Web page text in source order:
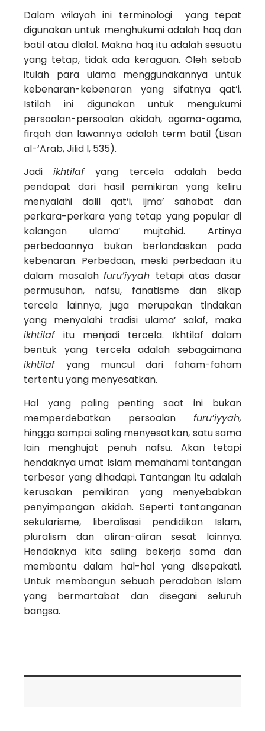
Dalam wilayah ini terminologi yang tepat
digunakan untuk menghukumi adalah haq dan
batil atau dlalal. Makna haq itu adalah sesuatu
yang tetap, tidak ada keraguan. Oleh sebab
itulah para ulama menggunakannya untuk
kebenaran-kebenaran yang sifatnya qat’i.
Istilah ini digunakan untuk mengukumi
persoalan-persoalan akidah, agama-agama,
firqah dan lawannya adalah term batil (Lisan
al-‘Arab, Jilid I, 535).
Jadiikhtilafyang tercela adalah beda
pendapat dari hasil pemikiran yang keliru
menyalahi dalil qat’i, ijma’ sahabat dan
perkara-perkara yang tetap yang popular di
kalangan ulama’ mujtahid. Artinya
perbedaannya bukan berlandaskan pada
kebenaran. Perbedaan, meski perbedaan itu
dalam masalahfuru’iyyah tetapi atas dasar
permusuhan, nafsu, fanatisme dan sikap
tercela lainnya, juga merupakan tindakan
yang menyalahi tradisi ulama’ salaf, maka
ikhtilaf itu menjadi tercela. Ikhtilaf dalam
bentuk yang tercela adalah sebagaimana
ikhtilaf yang muncul dari faham-faham
tertentu yang menyesatkan.
Hal yang paling penting saat ini bukan
memperdebatkan persoalan furu’iyyah,
hingga sampai saling menyesatkan, satu sama
lain menghujat penuh nafsu. Akan tetapi
hendaknya umat Islam memahami tantangan
terbesar yang dihadapi. Tantangan itu adalah
kerusakan pemikiran yang menyebabkan
penyimpangan akidah. Seperti tantanganan
sekularisme, liberalisasi pendidikan Islam,
pluralism dan aliran-aliran sesat lainnya.
Hendaknya kita saling bekerja sama dan
membantu dalam hal-hal yang disepakati.
Untuk membangun sebuah peradaban Islam
yang bermartabat dan disegani seluruh
bangsa.